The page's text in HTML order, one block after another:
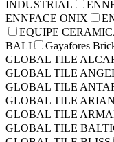
INDUSTRIAL
ENNFACE ONIX
EQUIPE
BALI
Gayafores
GLOBAL TILE
GLOBAL TILE
GLOBAL TILE
GLOBAL TILE
GLOBAL TILE
GLOBAL TILE